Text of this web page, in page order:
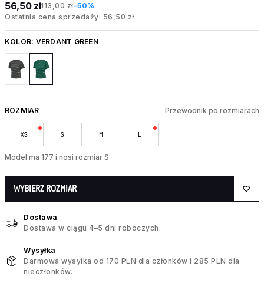
56,50 zł113,00 zł-50%
Ostatnia cena sprzedaży: 56,50 zł
KOLOR: VERDANT GREEN
ROZMIAR Przewodnik po rozmiarach
XS S M L
Model ma 177 i nosi rozmiar S
WYBIERZ ROZMIAR
Dostawa
Dostawa w ciągu 4–5 dni roboczych.
Wysyłka
Darmowa wysyłka od 170 PLN dla członków i 285 PLN dla
nieczłonków.